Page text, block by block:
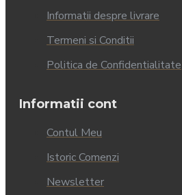
Informatii despre livrare
Termeni si Conditii
Politica de Confidentialitate
Informatii cont
Contul Meu
Istoric Comenzi
Newsletter